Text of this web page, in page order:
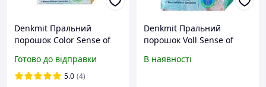
Denkmit Пральний
порошок Color Sense of
Готово до відправки
5.0 (4)
Denkmit Пральний
порошок Voll Sense of
В наявності